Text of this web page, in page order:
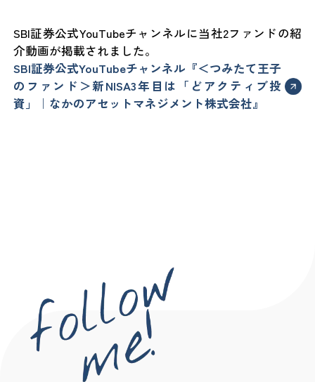
SBI証券公式YouTubeチャンネルに当社2ファンドの紹
介動画が掲載されました。
SBI証券公式YouTubeチャンネル『＜つみたて王子
のファンド＞新NISA3年目は「どアクティブ投
資」｜なかのアセットマネジメント株式会社』